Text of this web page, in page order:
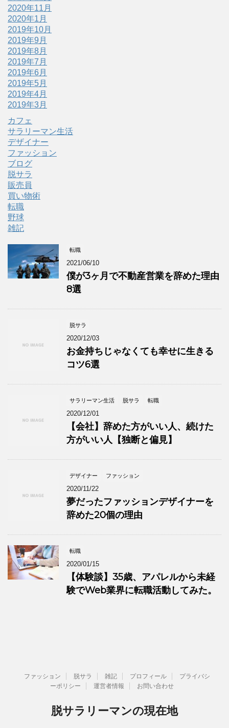
2020年11月
2020年1月
2019年10月
2019年9月
2019年8月
2019年7月
2019年6月
2019年5月
2019年4月
2019年3月
カフェ
サラリーマン生活
デザイナー
ファッション
ブログ
脱サラ
販売員
買い物術
転職
野球
雑記
転職
2021/06/10
僕が3ヶ月で不動産営業を辞めた理由
8選
脱サラ
2020/12/03
お金持ちじゃなくても幸せに生きる
コツ6選
サラリーマン生活 脱サラ 転職
2020/12/01
【会社】辞めた方がいい人、続けた
方がいい人【独断と偏見】
デザイナー ファッション
2020/11/22
夢だったファッションデザイナーを
辞めた20個の理由
転職
2020/01/15
【体験談】35歳、アパレルから未経
験でWeb業界に転職活動してみた。
ファッション 脱サラ 雑記 プロフィール
プライバシ
ーポリシー
運営者情報 お問い合わせ
脱サラリーマンの現在地